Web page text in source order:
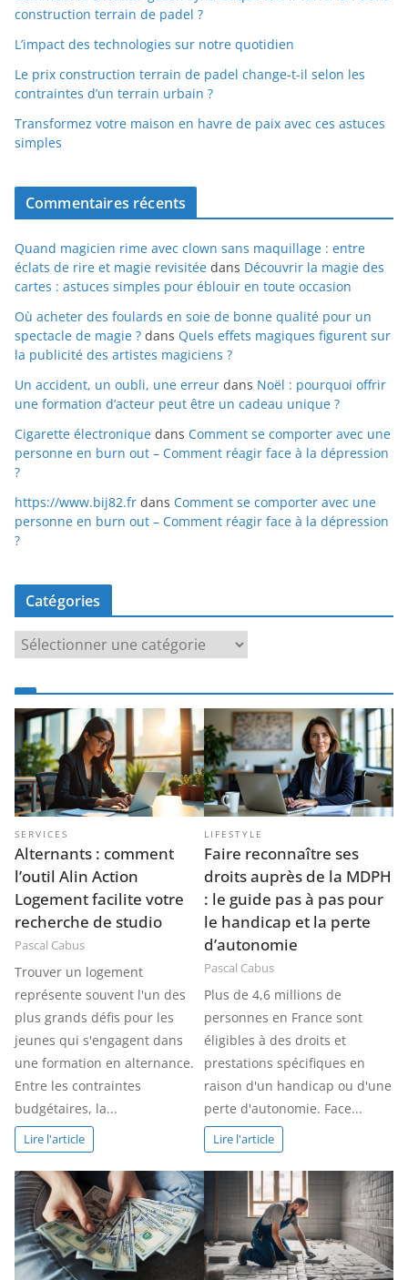
construction terrain de padel ?
L’impact des technologies sur notre quotidien
Le prix construction terrain de padel change-t-il selon les
contraintes d’un terrain urbain ?
Transformez votre maison en havre de paix avec ces astuces
simples
Commentaires récents
Quand magicien rime avec clown sans maquillage : entre
éclats de rire et magie revisitée dans Découvrir la magie des
cartes : astuces simples pour éblouir en toute occasion
Où acheter des foulards en soie de bonne qualité pour un
spectacle de magie ? dans Quels effets magiques figurent sur
la publicité des artistes magiciens ?
Un accident, un oubli, une erreur dans Noël : pourquoi offrir
une formation d’acteur peut être un cadeau unique ?
Cigarette électronique dans Comment se comporter avec une
personne en burn out – Comment réagir face à la dépression
?
https://www.bij82.fr dans Comment se comporter avec une
personne en burn out – Comment réagir face à la dépression
?
Catégories
a
t
é
g
o
r
i
s
SERVICES
Alternants : comment
l’outil Alin Action
Logement facilite votre
recherche de studio
Pascal Cabus
Trouver un logement
représente souvent l'un des
plus grands défis pour les
jeunes qui s'engagent dans
une formation en alternance.
Entre les contraintes
budgétaires, la...
Lire l'article
LIFESTYLE
Faire reconnaître ses
droits auprès de la MDPH
: le guide pas à pas pour
le handicap et la perte
d’autonomie
Pascal Cabus
Plus de 4,6 millions de
personnes en France sont
éligibles à des droits et
prestations spécifiques en
raison d'un handicap ou d'une
perte d'autonomie. Face...
Lire l'article